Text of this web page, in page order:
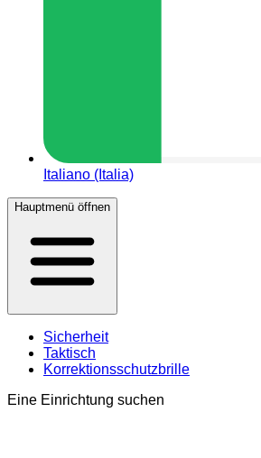
Italiano (Italia)
Hauptmenü öffnen
Sicherheit
Taktisch
Korrektionsschutzbrille
Eine Einrichtung suchen